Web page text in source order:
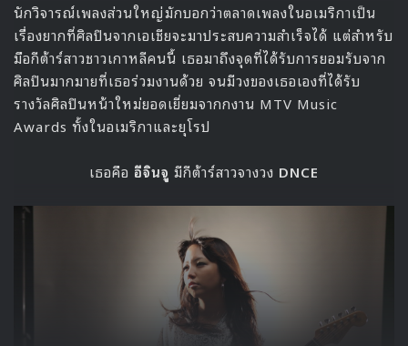
นักวิจารณ์เพลงส่วนใหญ่มักบอกว่าตลาดเพลงในอเมริกาเป็น
เรื่องยากที่ศิลปินจากเอเชียจะมาประสบความสำเร็จได้ แต่สำหรับ
มือกีต้าร์สาวชาวเกาหลีคนนี้ เธอมาถึงจุดที่ได้รับการยอมรับจาก
ศิลปินมากมายที่เธอร่วมงานด้วย จนมีวงของเธอเองที่ได้รับ
รางวัลศิลปินหน้าใหม่ยอดเยี่ยมจากกงาน MTV Music
Awards ทั้งในอเมริกาและยุโรป
เธอคือ อีจินจู มีกีต้าร์สาวจางวง DNCE